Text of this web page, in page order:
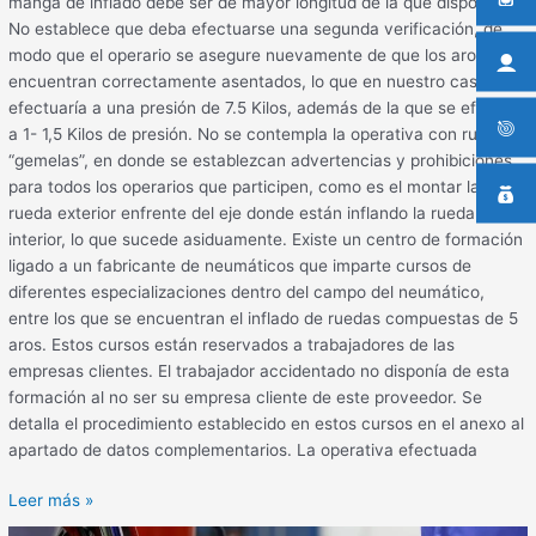
No establece que deba efectuarse una segunda verificación, de
modo que el operario se asegure nuevamente de que los aros se
encuentran correctamente asentados, lo que en nuestro caso se
efectuaría a una presión de 7.5 Kilos, además de la que se efectúa
a 1- 1,5 Kilos de presión. No se contempla la operativa con ruedas
“gemelas”, en donde se establezcan advertencias y prohibiciones,
para todos los operarios que participen, como es el montar la
rueda exterior enfrente del eje donde están inflando la rueda
interior, lo que sucede asiduamente. Existe un centro de formación
ligado a un fabricante de neumáticos que imparte cursos de
diferentes especializaciones dentro del campo del neumático,
entre los que se encuentran el inflado de ruedas compuestas de 5
aros. Estos cursos están reservados a trabajadores de las
empresas clientes. El trabajador accidentado no disponía de esta
formación al no ser su empresa cliente de este proveedor. Se
detalla el procedimiento establecido en estos cursos en el anexo al
apartado de datos complementarios. La operativa efectuada
Leer más »